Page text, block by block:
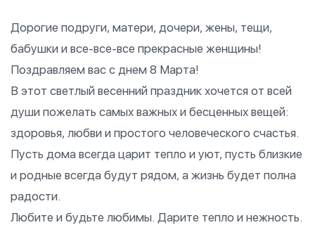
Дорогие подруги, матери, дочери, жены, тещи,
бабушки и все-все-все прекрасные женщины!
Поздравляем вас с днем 8 Марта!
В этот светлый весенний праздник хочется от всей
души пожелать самых важных и бесценных вещей:
здоровья, любви и простого человеческого счастья.
Пусть дома всегда царит тепло и уют, пусть близкие
и родные всегда будут рядом, а жизнь будет полна
радости.
Любите и будьте любимы. Дарите тепло и нежность.